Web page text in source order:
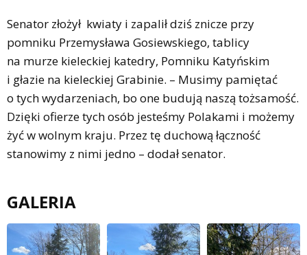
Senator złożył kwiaty i zapalił dziś znicze przy
pomniku Przemysława Gosiewskiego, tablicy
na murze kieleckiej katedry, Pomniku Katyńskim
i głazie na kieleckiej Grabinie. – Musimy pamiętać
o tych wydarzeniach, bo one budują naszą tożsamość.
Dzięki ofierze tych osób jesteśmy Polakami i możemy
żyć w wolnym kraju. Przez tę duchową łączność
stanowimy z nimi jedno – dodał senator.
GALERIA